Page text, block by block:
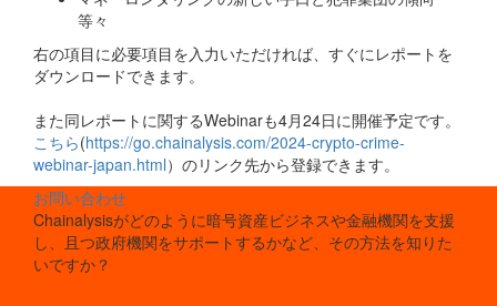
等々
右の項目に必要項目を入力いただければ、すぐにレポートを
ダウンロードできます。
また同レポートに関するWebinarも4月24日に開催予定です。
こちら(https://go.chainalysis.com/2024-crypto-crime-
webinar-japan.html）のリンク先から登録できます。
お問い合わせ
Chainalysisがどのように暗号資産ビジネスや金融機関を支援
し、且つ政府機関をサポートするかなど、その方法を知りた
いですか？